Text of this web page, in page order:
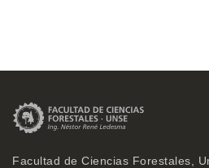
Facultad de Ciencias Forestales,